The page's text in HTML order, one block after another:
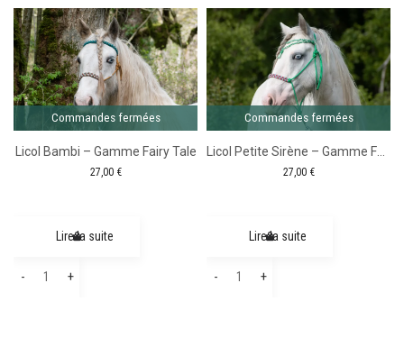
Commandes fermées
Licol Bambi – Gamme Fairy Tale
27,00 €
Lire la suite
-
quantité
+
Commandes fermées
27,00 €
Lire la suite
-
quantité
+